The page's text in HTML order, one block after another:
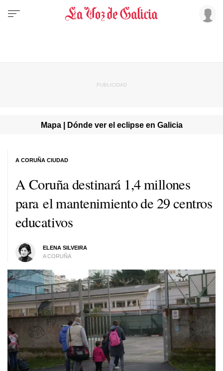
Mapa | Dónde ver el eclipse en Galicia
A Coruña destinará 1,4 millones
para el mantenimiento de 29 centros
educativos
ELENA SILVEIRA
A CORUÑA
A CORUÑA CIUDAD